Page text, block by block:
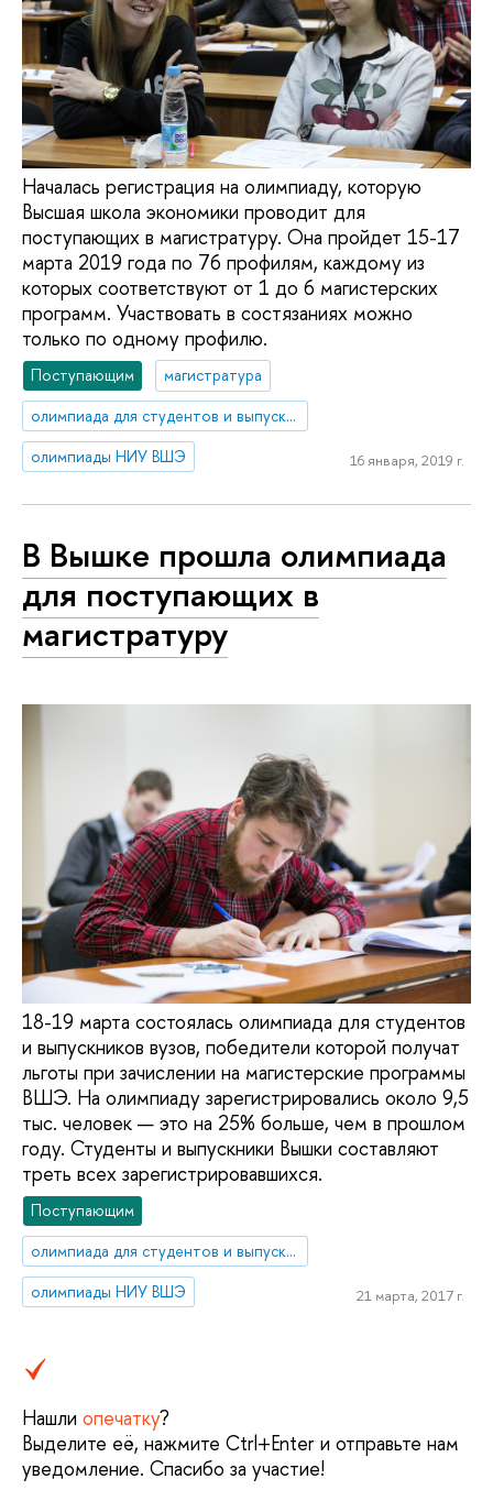
Началась регистрация на олимпиаду, которую
Высшая школа экономики проводит для
поступающих в магистратуру. Она пройдет 15-17
марта 2019 года по 76 профилям, каждому из
которых соответствуют от 1 до 6 магистерских
программ. Участвовать в состязаниях можно
только по одному профилю.
Поступающим
магистратура
олимпиада для студентов и выпускников вузов
олимпиады НИУ ВШЭ
16 января, 2019 г.
В Вышке прошла олимпиада
для поступающих в
магистратуру
18-19 марта состоялась олимпиада для студентов
и выпускников вузов, победители которой получат
льготы при зачислении на магистерские программы
ВШЭ. На олимпиаду зарегистрировались около 9,5
тыс. человек — это на 25% больше, чем в прошлом
году. Студенты и выпускники Вышки составляют
треть всех зарегистрировавшихся.
Поступающим
олимпиада для студентов и выпускников вузов
олимпиады НИУ ВШЭ
21 марта, 2017 г.
Нашли опечатку?
Выделите её, нажмите Ctrl+Enter и отправьте нам
уведомление. Спасибо за участие!